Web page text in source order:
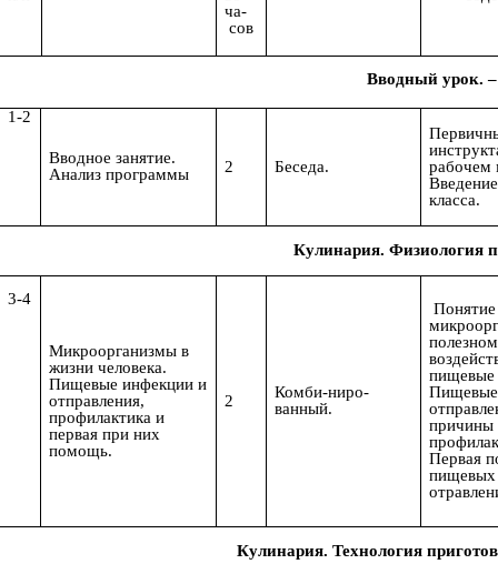
ча-
сов
Вводный урок. –
1-2
Вводное занятие.
Анализ программы
2 Беседа.
рабочем
класса.
Кулинария. Физиология
3-4
Микроорганизмы в
жизни человека.
Пищевые инфекции и
отправления,
профилактика и
первая при них
помощь.
2
Комби-ниро-
ванный.
пищевые
причины
Первая
пищевых
Кулинария. Технология